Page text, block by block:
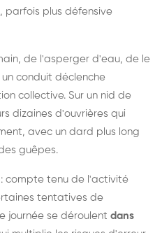
parfois plus défensive
de l'asperger d'eau, de le
conduit déclenche
collective. Sur un nid de
dizaines d'ouvrières qui
avec un dard plus long
guêpes.
compte tenu de l'activité
tentatives de
journée se déroulent dans